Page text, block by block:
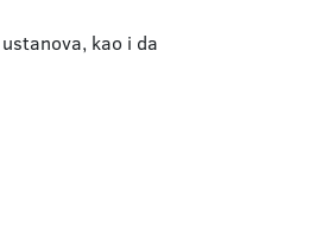
kao i da